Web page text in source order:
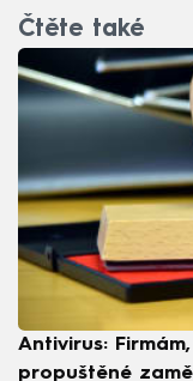
Čtěte také
Antivirus:
propuštěné